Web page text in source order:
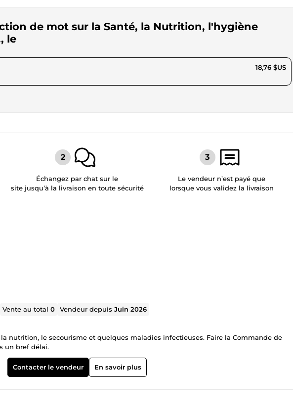
de mot sur la Santé, la Nutrition, l'hygiène
le
18,76 $US
Échangez par chat sur le
site jusqu’à la livraison en toute sécurité
Le vendeur n’est payé que
lorsque vous validez la livraison
Vente au total0 Vendeur depuisJuin 2026
un bref délai.
Contacter le vendeur En savoir plus